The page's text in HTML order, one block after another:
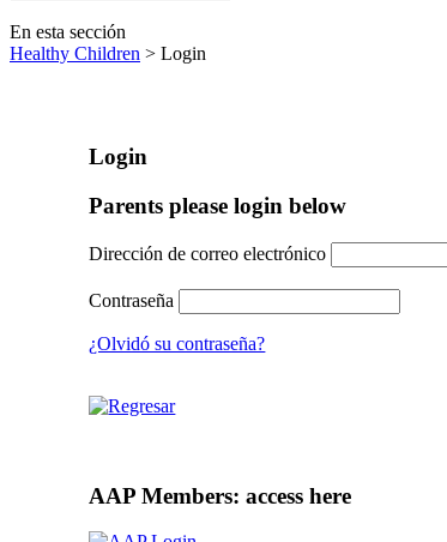
En esta sección
Healthy Children > Login
Login
Parents please login below
Dirección de correo electrónico
Contraseña
¿Olvidó su contraseña?
AAP Members: access here